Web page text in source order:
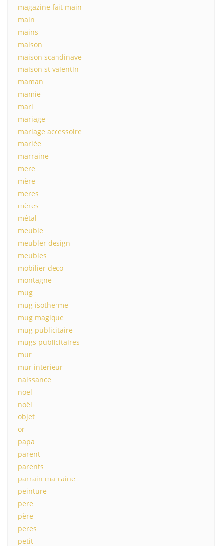
magazine fait main
main
mains
maison
maison scandinave
maison st valentin
maman
mamie
mari
mariage
mariage accessoire
mariée
marraine
mere
mère
meres
mères
métal
meuble
meubler design
meubles
mobilier deco
montagne
mug
mug isotherme
mug magique
mug publicitaire
mugs publicitaires
mur
mur interieur
naissance
noel
noël
objet
or
papa
parent
parents
parrain marraine
peinture
pere
père
peres
petit